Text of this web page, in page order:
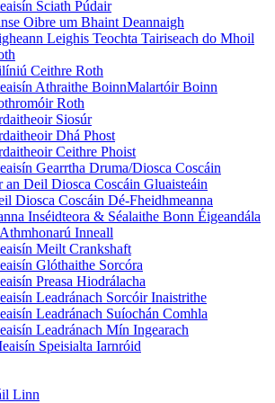
Sciath Púdair
Oibre um Bhaint Deannaigh
Leighis Teochta Tairiseach do Mhoil
Ceithre Roth
Athraithe BoinnMalartóir Boinn
Roth
Siosúr
Dhá Phost
Ceithre Phoist
Gearrtha Druma/Diosca Coscáin
an Deil Diosca Coscáin Gluaisteáin
Diosca Coscáin Dé-Fheidhmeanna
Inséidteora & Séalaithe Bonn Éigeandála
Inneall
Meilt Crankshaft
Glóthaithe Sorcóra
Preasa Hiodrálacha
Leadránach Sorcóir Inaistrithe
Leadránach Suíochán Comhla
Leadránach Mín Ingearach
Speisialta Iarnróid
Linn